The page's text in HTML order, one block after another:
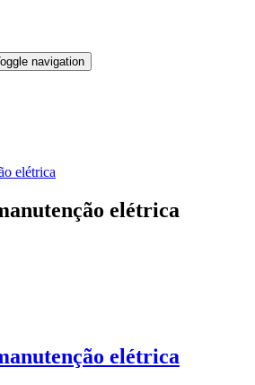
navigation
elétrica
elétrica
elétrica